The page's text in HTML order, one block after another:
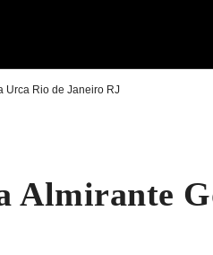
Urca Rio de Janeiro RJ
Almirante